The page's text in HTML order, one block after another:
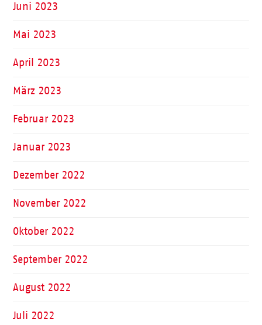
Juni 2023
Mai 2023
April 2023
März 2023
Februar 2023
Januar 2023
Dezember 2022
November 2022
Oktober 2022
September 2022
August 2022
Juli 2022